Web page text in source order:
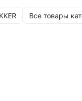
Все товары